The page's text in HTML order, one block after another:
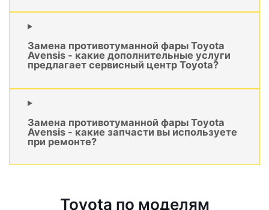
Замена противотуманной фары Toyota
Avensis - какие дополнительные услуги
предлагает сервисный центр Toyota?
Замена противотуманной фары Toyota
Avensis - какие запчасти вы используете
при ремонте?
Toyota по моделям